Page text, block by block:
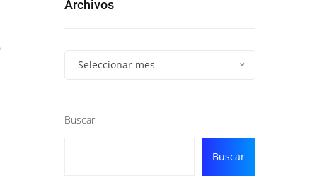
Archivos
Seleccionar mes
Buscar
Buscar